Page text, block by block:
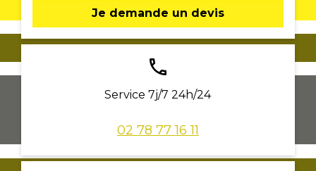
Je demande un devis
phone
Service 7j/7 24h/24
02 78 77 16 11